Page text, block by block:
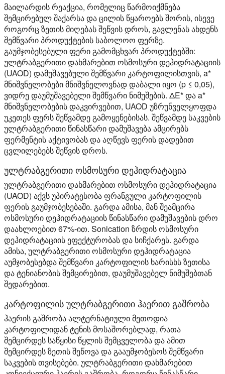
მაილარდის რეაქცია, რომელიც წარმოიქმნება
შემცირებულ შაქარსა და ცილის წყაროებს შორის, ისევე
როგორც ზეთის მიღებას შეწვის დროს, გავლენას ახდენს
შემწვარი პროდუქტების საბოლოო ფერზე.
გაუმჯობესებული ფერი გამომცხვარ პროდუქტებში:
ულტრაბგერითი დახმარებით ოსმოსური დეჰიდრატაციის
(UAOD) დამუშავებული შემწვარი კარტოფილისთვის, a*
მნიშვნელობები მნიშვნელოვნად დაბალი იყო (p ≤ 0,05),
ვიდრე დაუმუშავებელი შემწვარი ნიმუშების. ΔE* და a*
მნიშვნელობების დაკვირვებით, UAOD უზრუნველყოფდა
უკეთეს ფერს შეწვამდე გამოყენებისას. შეწვამდე საკვების
ულტრაბგერითი წინასწარი დამუშავება ამცირებს
ფერმენტის აქტივობას და აღწევს ფერის დადებით
ცვლილებებს შეწვის დროს.
ულტრაბგერითი ოსმოსური დეჰიდრატაცია
ულტრაბგერითი დახმარებით ოსმოსური დეჰიდრატაცია
(UAOD) აქვს უპირატესობა ფრანგული კარტოფილის
ფერის გაუმჯობესებაში. გარდა ამისა, მან შეამცირა
ოსმოსური დეჰიდრატაციის წინასწარი დამუშავების დრო
დაახლოებით 67%-ით. Sonication ზრდის ოსმოსური
დეჰიდრატაციის ეფექტურობას და სიჩქარეს. გარდა
ამისა, ულტრაბგერითი ოსმოსური დეჰიდრატაცია
აუმჯობესებდა შემწვარი კარტოფილის ხარისხს ზეთისა
და ტენიანობის შემცირებით, დაუმუშავებელ ნიმუშებთან
შედარებით.
კარტოფილის ულტრაბგერითი ჰაერით გაშრობა
ჰაერის გაშრობა ალტერნატიული მეთოდია
კარტოფილიდან ტენის მოსაშორებლად, რათა
შემცირდეს საწყისი წყლის შემცველობა და ამით
შემცირდეს ზეთის შეწოვა და გააუმჯობესოს შემწვარი
საკვების თვისებები. ულტრაბგერითი დახმარებით